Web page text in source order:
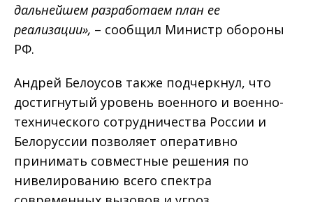
дальнейшем разработаем план ее
реализации», – сообщил Министр обороны
РФ.
Андрей Белоусов также подчеркнул, что
достигнутый уровень военного и военно-
технического сотрудничества России и
Белоруссии позволяет оперативно
принимать совместные решения по
нивелированию всего спектра